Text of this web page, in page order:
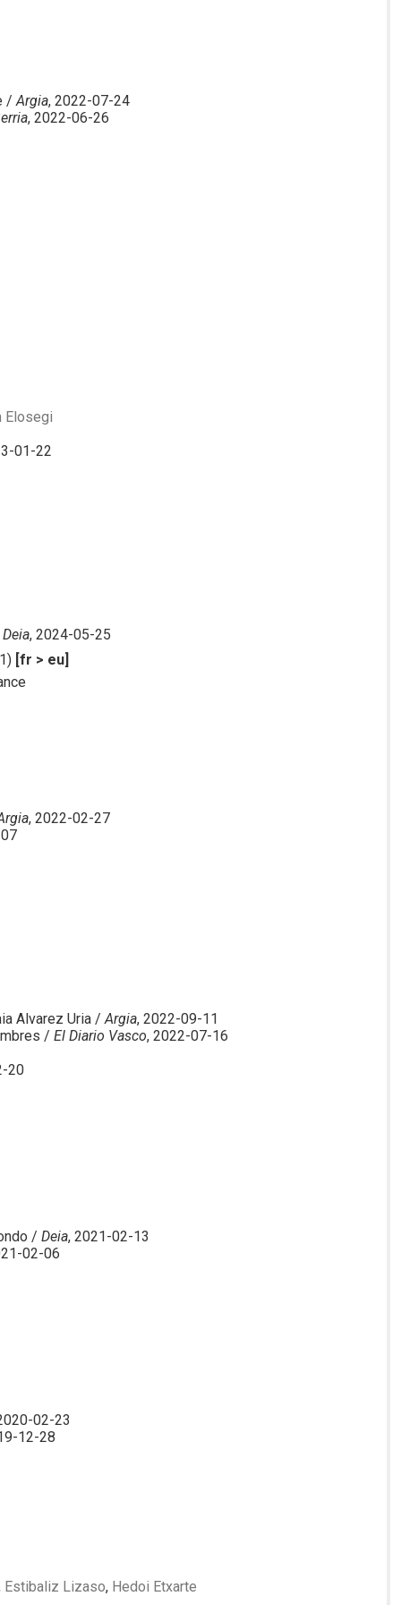
/Argia, 2022-07-24
, 2022-06-26
Elosegi
01-22
Deia, 2024-05-25
[fr > eu]
, 2022-02-27
Alvarez Uria /Argia, 2022-09-11
/El Diario Vasco, 2022-07-16
20
/Deia, 2021-02-13
02-06
02-23
12-28
Estibaliz Lizaso, Hedoi Etxarte